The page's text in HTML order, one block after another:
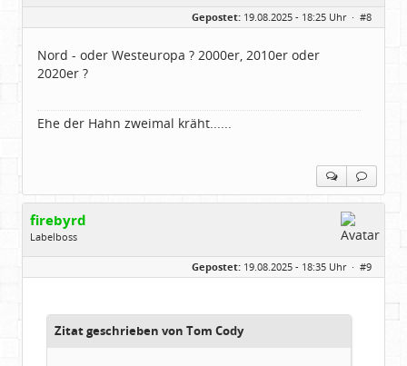
Alter:
70
Dabei seit:
11 / 2006
Gepostet: 19.08.2025 - 18:25 Uhr · #8
Nord - oder Westeuropa ? 2000er, 2010er oder
2020er ?
Ehe der Hahn zweimal kräht......
firebyrd
Labelboss
Geschlecht:
keine Angabe
Hausgeburt (Ausgeburt?)
Beiträge:
48860
Gepostet: 19.08.2025 - 18:35 Uhr · #9
Zitat geschrieben von Tom Cody